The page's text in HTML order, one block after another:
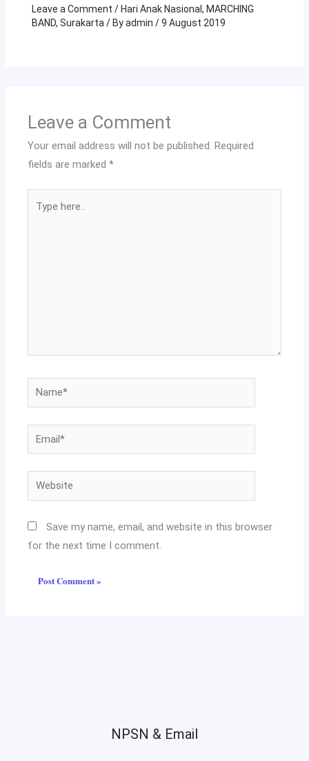
Leave a Comment / Hari Anak Nasional, MARCHING
BAND, Surakarta/ Byadmin /9 August 2019
Leave a Comment
Your email address will not be published. Required
fields are marked*
here..
Name*
Email*
Website
Save my name, email, and website in this browser
for the next time I comment.
NPSN & Email